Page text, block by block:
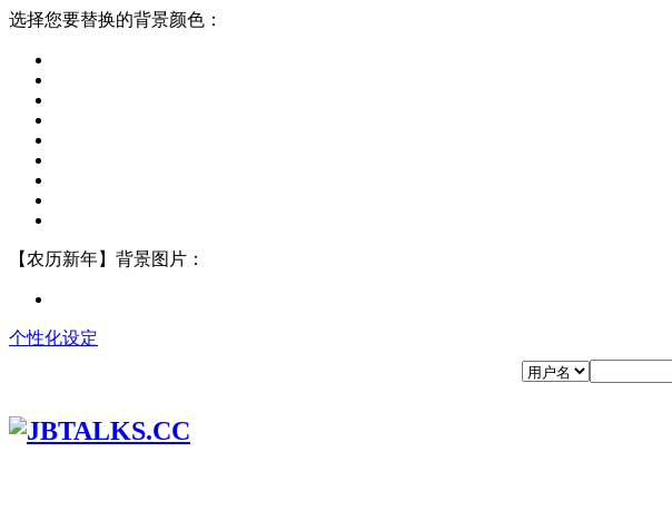
选择您要替换的背景颜色：
【农历新年】背景图片：
个性化设定